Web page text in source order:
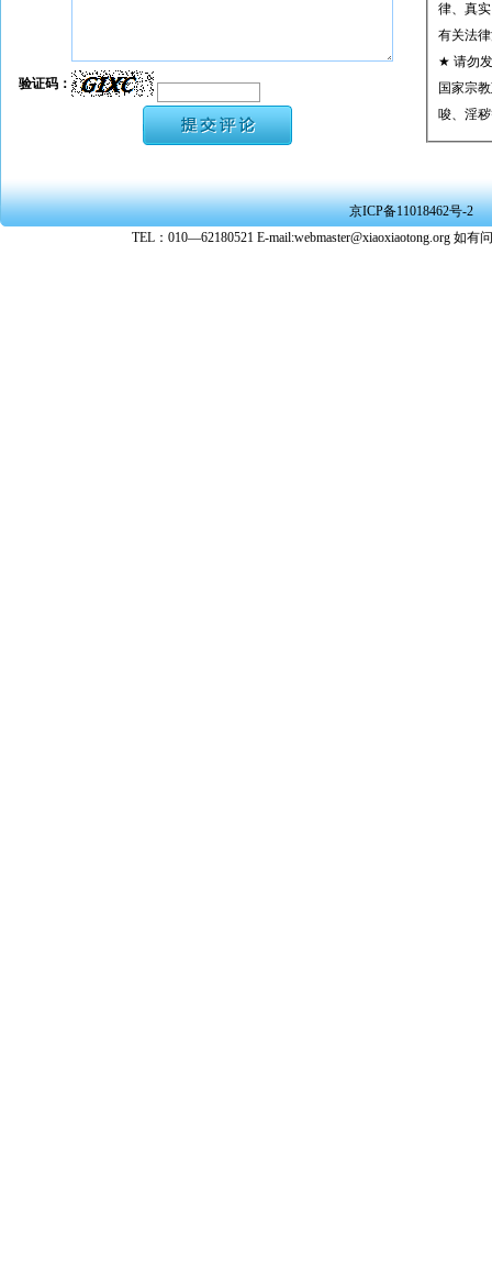
律、真
有关法
★ 请勿
国家宗
唆、淫
★ 承担
★ 在本
转载、
★ 参与
验证码：
京ICP备11018462号-2
TEL：010—62180521 E-mail:webmaster@xiaoxiaotong.org 如